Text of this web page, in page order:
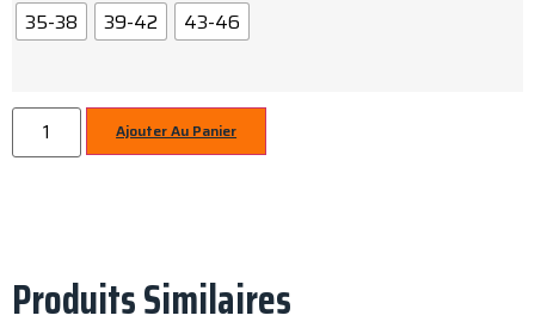
35-38 39-42 43-46
Ajouter Au Panier
Produits Similaires